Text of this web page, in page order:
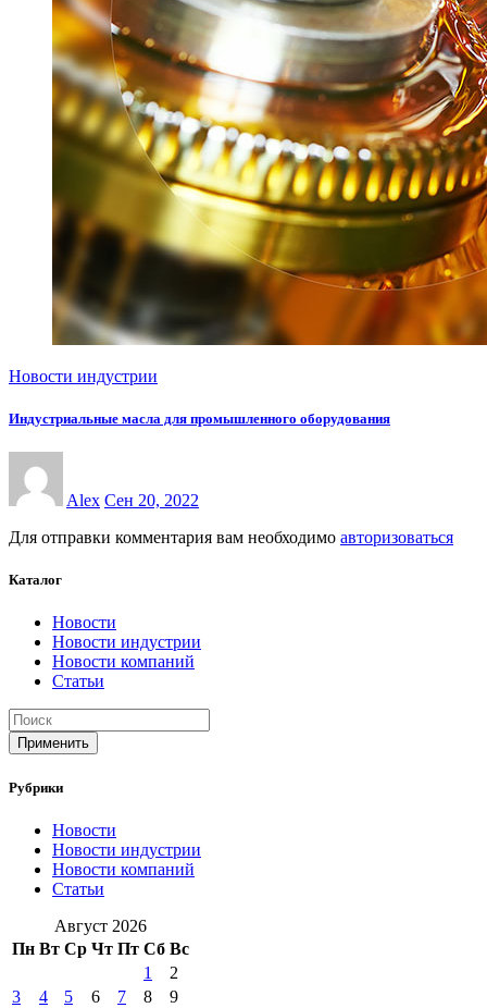
Новости индустрии
Индустриальные масла для промышленного оборудования
Alex Сен 20, 2022
Для отправки комментария вам необходимо авторизоваться
Каталог
Новости
Новости индустрии
Новости компаний
Статьи
Применить
Рубрики
Новости
Новости индустрии
Новости компаний
Статьи
Август 2026
Пн Вт Ср Чт Пт Сб Вс
1
2
3
4 5 6 7 8 9